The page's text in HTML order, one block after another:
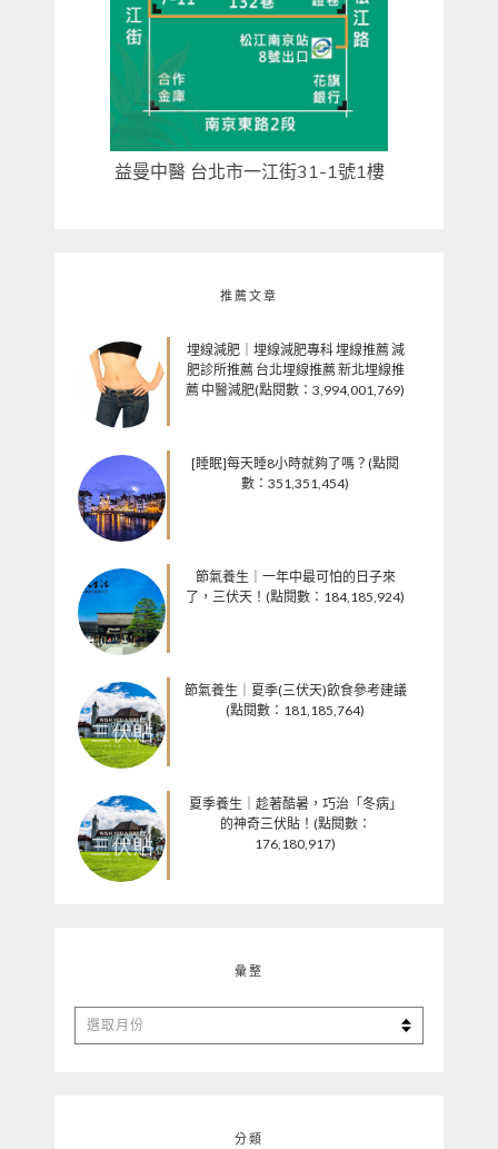
益曼中醫 台北市一江街31-1號1樓
推薦文章
埋線減肥｜埋線減肥專科 埋線推薦 減
肥診所推薦 台北埋線推薦 新北埋線推
薦 中醫減肥(點閱數：3,994,001,769)
[睡眠]每天睡8小時就夠了嗎？(點閱
數：351,351,454)
節氣養生｜一年中最可怕的日子來
了，三伏天！(點閱數：184,185,924)
節氣養生｜夏季(三伏天)飲食參考建議
(點閱數：181,185,764)
夏季養生｜趁著酷暑，巧治「冬病」
的神奇三伏貼！(點閱數：
176,180,917)
彙整
彙
整
分類